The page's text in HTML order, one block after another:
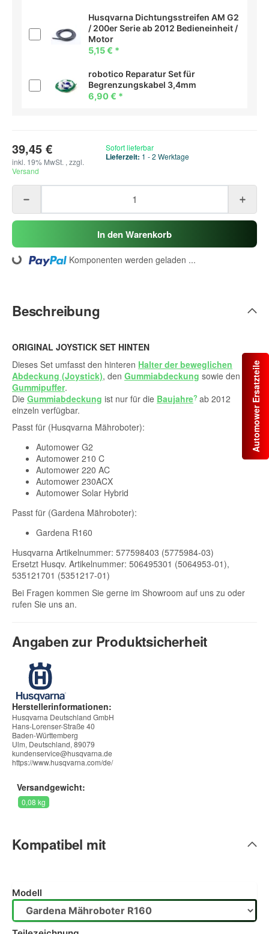
Automower Ersatzteile
Husqvarna Dichtungsstreifen AM G2
/ 200er Serie ab 2012 Bedieneinheit /
Motor
5,15 € *
robotico Reparatur Set für
Begrenzungskabel 3,4mm
6,90 € *
39,45 €
inkl. 19% MwSt. , zzgl.
Versand
Sofort lieferbar
Lieferzeit: 1 - 2 Werktage
In den Warenkorb
Loading... Komponenten werden geladen ...
Beschreibung
ORIGINAL JOYSTICK SET HINTEN
Dieses Set umfasst den hinteren Halter der beweglichen
Abdeckung (Joystick), den Gummiabdeckung sowie den
Gummipuffer.
Die Gummiabdeckung ist nur für die Baujahre ab 2012
einzeln verfügbar.
Passt für (Husqvarna Mähroboter):
Automower G2
Automower 210 C
Automower 220 AC
Automower 230ACX
Automower Solar Hybrid
Passt für (Gardena Mähroboter):
Gardena R160
Husqvarna Artikelnummer: 577598403 (5775984-03)
Ersetzt Husqv. Artikelnummer: 506495301 (5064953-01),
535121701 (5351217-01)
Bei Fragen kommen Sie gerne im Showroom auf uns zu oder
rufen Sie uns an.
Angaben zur Produktsicherheit
Herstellerinformationen:
Husqvarna Deutschland GmbH
Hans-Lorenser-Straße 40
Baden-Württemberg
Ulm, Deutschland, 89079
kundenservice@husqvarna.de
https://www.husqvarna.com/de/
Versandgewicht:
0,08 kg
Kompatibel mit
Modell